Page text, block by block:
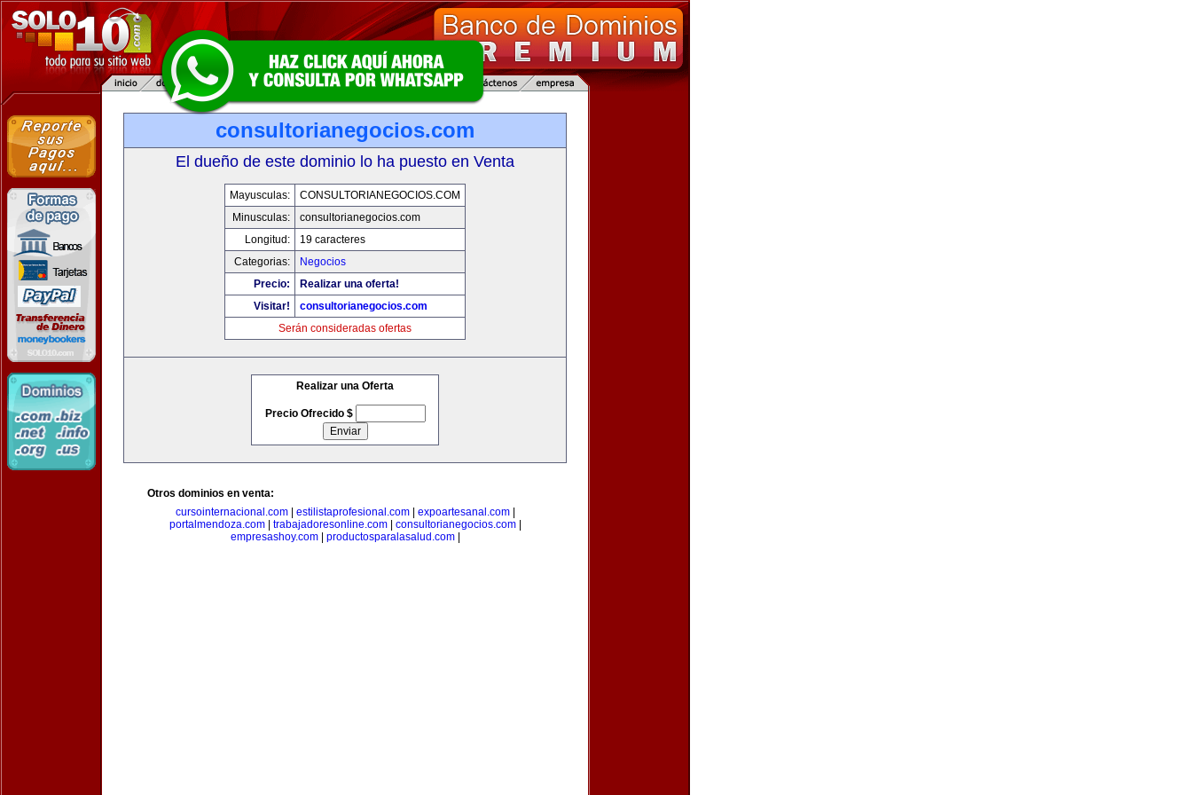
consultorianegocios.com
El dueño de este dominio lo ha puesto en Venta
Mayusculas:
CONSULTORIANEGOCIOS.COM
Minusculas:
consultorianegocios.com
Longitud:
19 caracteres
Categorias:
Negocios
Precio:
Realizar una oferta!
Visitar!
consultorianegocios.com
Serán consideradas ofertas
Realizar una Oferta
Precio Ofrecido $
Otros dominios en venta:
cursointernacional.com| estilistaprofesional.com| expoartesanal.com|
portalmendoza.com| trabajadoresonline.com| consultorianegocios.com|
empresashoy.com| productosparalasalud.com|